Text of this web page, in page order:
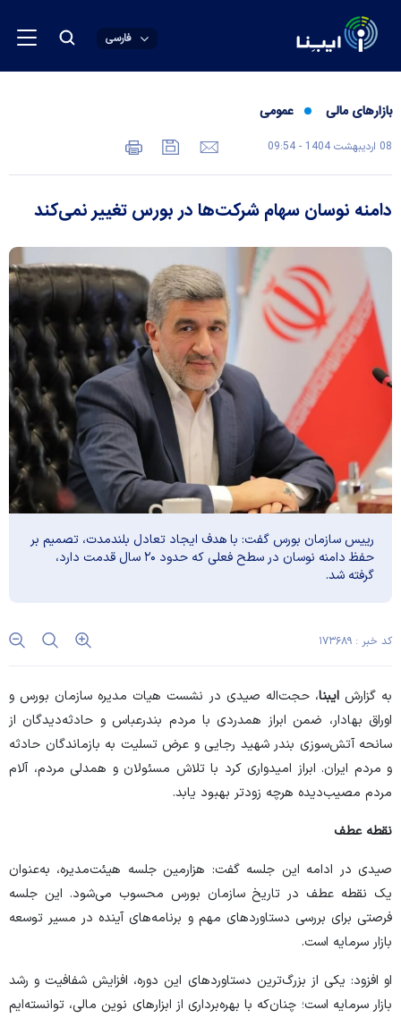
فارسی
بازارهای مالی عمومی
08 ارديبهشت 1404 - 09:54
دامنه نوسان سهام شرکت‌ها در بورس تغییر نمی‌کند
رییس سازمان بورس گفت: با هدف ایجاد تعادل بلندمدت، تصمیم بر
حفظ دامنه نوسان در سطح فعلی که حدود ۲۰ سال قدمت دارد،
گرفته شد.
کد خبر : ۱۷۳۶۸۹
به گزارشایبنا، حجت‌اله صیدی در نشست هیات مدیره سازمان بورس و
اوراق بهادار، ضمن ابراز همدردی با مردم بندرعباس و حادثه‌دیدگان از
سانحه آتش‌سوزی بندر شهید رجایی و عرض تسلیت به بازماندگان حادثه
و مردم ایران. ابراز امیدواری کرد با تلاش مسئولان و همدلی مردم، آلام
مردم مصیب‌دیده هرچه زودتر بهبود یابد.
نقطه عطف
صیدی در ادامه این جلسه گفت: هزارمین جلسه هیئت‌مدیره، به‌عنوان
یک نقطه عطف در تاریخ سازمان بورس محسوب می‌شود. این جلسه
فرصتی برای بررسی دستاورد‌های مهم و برنامه‌های آینده در مسیر توسعه
بازار سرمایه است.
او افزود: یکی از بزرگ‌ترین دستاورد‌های این دوره، افزایش شفافیت و رشد
بازار سرمایه است؛ چنان‌که با بهره‌برداری از ابزار‌های نوین مالی، توانسته‌ایم